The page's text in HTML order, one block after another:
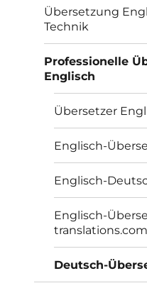
Übersetzung
Technik
Professionelle
Englisch
Übersetzer
Englisch-
Englisch-
Englisch-
translations.com
Deutsch-